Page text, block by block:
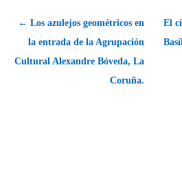
← Los azulejos geométricos en
la entrada de la Agrupación
Cultural Alexandre Bóveda, La
Coruña.
El